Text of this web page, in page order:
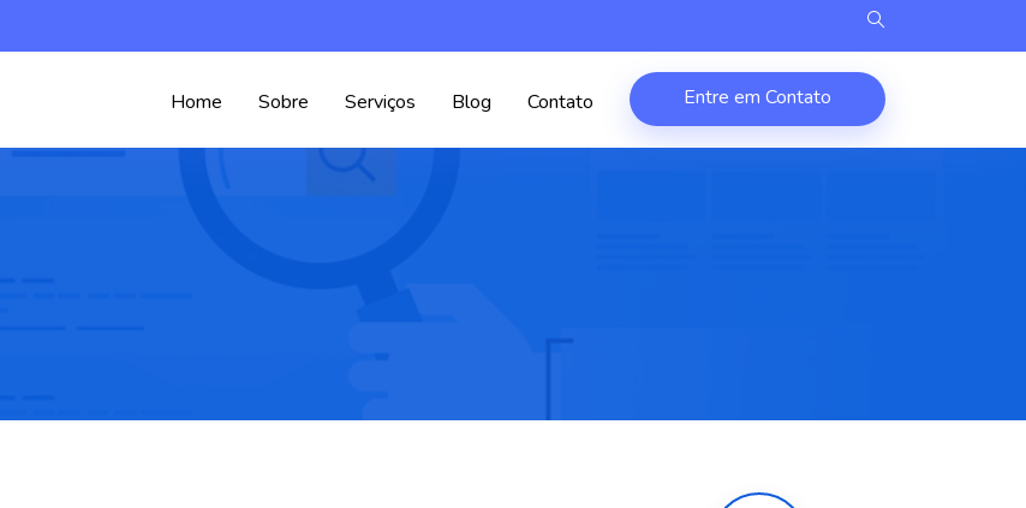
Home Sobre Serviços Blog Contato Entre em Contato